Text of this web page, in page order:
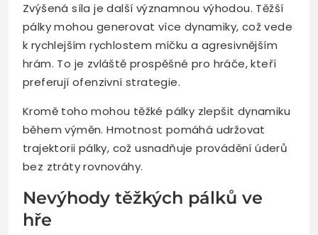
Zvýšená síla je další významnou výhodou. Těžší
pálky mohou generovat více dynamiky, což vede
k rychlejším rychlostem míčku a agresivnějším
hrám. To je zvláště prospěšné pro hráče, kteří
preferují ofenzivní strategie.
Kromě toho mohou těžké pálky zlepšit dynamiku
během výměn. Hmotnost pomáhá udržovat
trajektorii pálky, což usnadňuje provádění úderů
bez ztráty rovnováhy.
Nevýhody těžkých pálků ve
hře